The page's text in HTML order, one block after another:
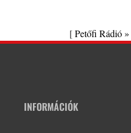
[Petőfi Rádió »
INFORMÁCIÓK